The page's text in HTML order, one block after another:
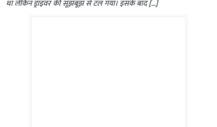
था लेकिन ड्राइवर की सूझबूझ से टल गया। इसके बाद […]